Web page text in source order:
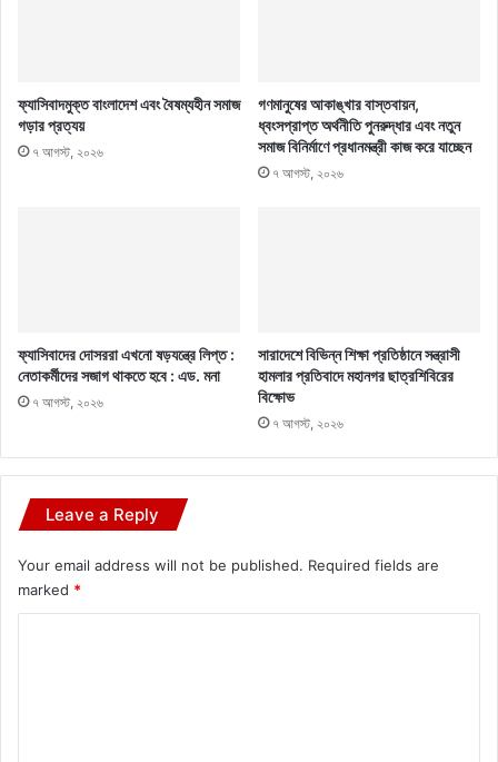
ফ্যাসিবাদমুক্ত বাংলাদেশ এবং বৈষম্যহীন সমাজ
গড়ার প্রত্যয়
৭ আগস্ট, ২০২৬
গণমানুষের আকাঙ্খার বাস্তবায়ন,
ধ্বংসপ্রাপ্ত অর্থনীতি পুনরুদ্ধার এবং নতুন
সমাজ বিনির্মাণে প্রধানমন্ত্রী কাজ করে যাচ্ছেন
৭ আগস্ট, ২০২৬
ফ্যাসিবাদের দোসররা এখনো ষড়যন্ত্রে লিপ্ত :
নেতাকর্মীদের সজাগ থাকতে হবে : এড. মনা
৭ আগস্ট, ২০২৬
সারাদেশে বিভিন্ন শিক্ষা প্রতিষ্ঠানে সন্ত্রাসী
হামলার প্রতিবাদে মহানগর ছাত্রশিবিরের
বিক্ষোভ
৭ আগস্ট, ২০২৬
Leave a Reply
Your email address will not be published. Required fields are
marked *